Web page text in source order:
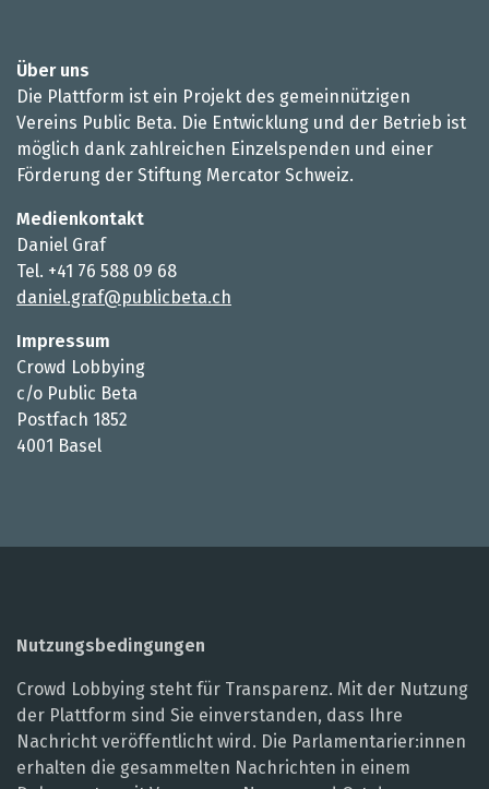
Über uns
Die Plattform ist ein Projekt des gemeinnützigen
Vereins Public Beta. Die Entwicklung und der Betrieb ist
möglich dank zahlreichen Einzelspenden und einer
Förderung der Stiftung Mercator Schweiz.
Medienkontakt
Daniel Graf
Tel. +41 76 588 09 68
daniel.graf@publicbeta.ch
Impressum
Crowd Lobbying
c/o Public Beta
Postfach 1852
4001 Basel
Nutzungsbedingungen
Crowd Lobbying steht für Transparenz. Mit der Nutzung
der Plattform sind Sie einverstanden, dass Ihre
Nachricht veröffentlicht wird. Die Parlamentarier:innen
erhalten die gesammelten Nachrichten in einem